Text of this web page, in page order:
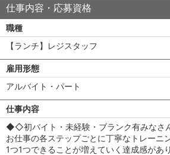
仕事内容・応募資格
職種
【ランチ】レジスタッフ
雇用形態
アルバイト・パート
仕事内容
◆◇初バイト・未経験・ブランク有みな
お仕事の各ステップごとに丁寧なトレーニ
1つ1つできることが増えていく達成感があ